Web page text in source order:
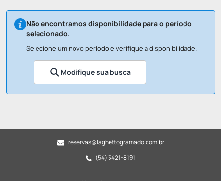
Não encontramos disponibilidade para o período
selecionado.
Selecione um novo período e verifique a disponibilidade.
Modifique sua busca
reservas@laghettogramado.com.br
(54) 3421-8191